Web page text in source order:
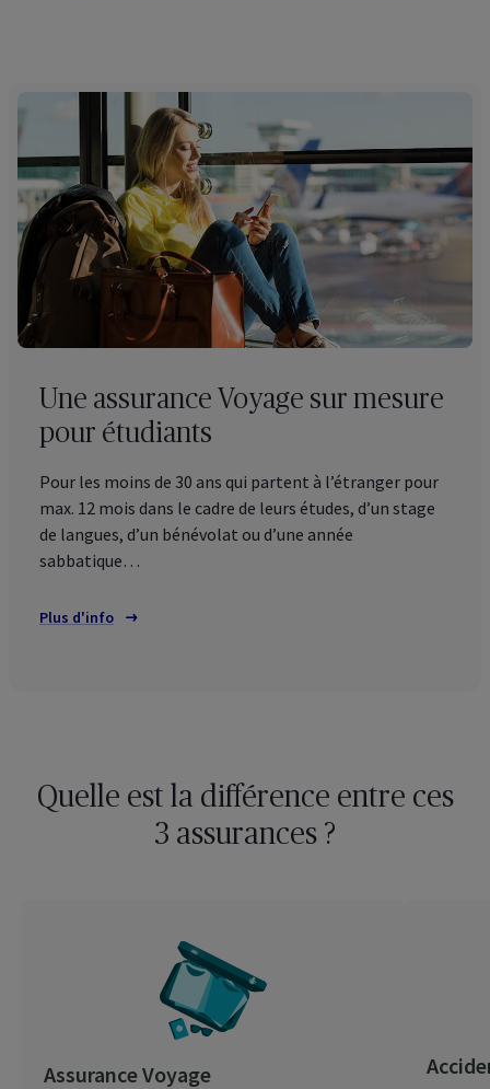
Une assurance Voyage sur mesure
pour étudiants
Pour les moins de 30 ans qui partent à l’étranger pour
max. 12 mois dans le cadre de leurs études, d’un stage
de langues, d’un bénévolat ou d’une année
sabbatique…
Plus d'info
Quelle est la différence entre ces
3 assurances ?
Assurance Voyage